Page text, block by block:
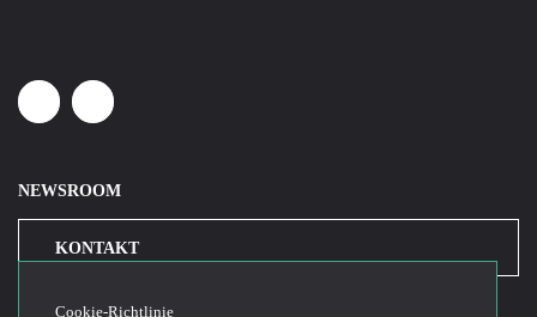
LinkedinYoutube
NEWSROOM
KONTAKT
Cookie-Richtlinie